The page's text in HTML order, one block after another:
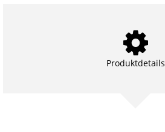
Produktdetails